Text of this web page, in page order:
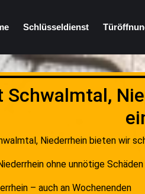
Schlüsseldienst
Schwalmtal,
Niederrhein bieten wir
ohne unnötige Schäden
– auch an Wochenenden